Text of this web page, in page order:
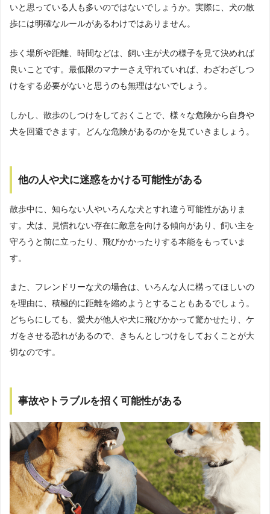
いと思っている人も多いのではないでしょうか。実際に、犬の散
歩には明確なルールがあるわけではありません。
歩く場所や距離、時間などは、飼い主が犬の様子を見て決めれば
良いことです。最低限のマナーさえ守れていれば、わざわざしつ
けをする必要がないと思うのも無理はないでしょう。
しかし、散歩のしつけをしておくことで、様々な危険から自身や
犬を回避できます。どんな危険があるのかを見ていきましょう。
他の人や犬に迷惑をかける可能性がある
散歩中に、知らない人やいろんな犬とすれ違う可能性がありま
す。犬は、見慣れない存在に敵意を向ける傾向があり、飼い主を
守ろうと前に立ったり、飛びかかったりする本能をもっていま
す。
また、フレンドリーな犬の場合は、いろんな人に構ってほしいの
を理由に、積極的に距離を縮めようとすることもあるでしょう。
どちらにしても、愛犬が他人や犬に飛びかかって驚かせたり、ケ
ガをさせる恐れがあるので、きちんとしつけをしておくことが大
切なのです。
事故やトラブルを招く可能性がある